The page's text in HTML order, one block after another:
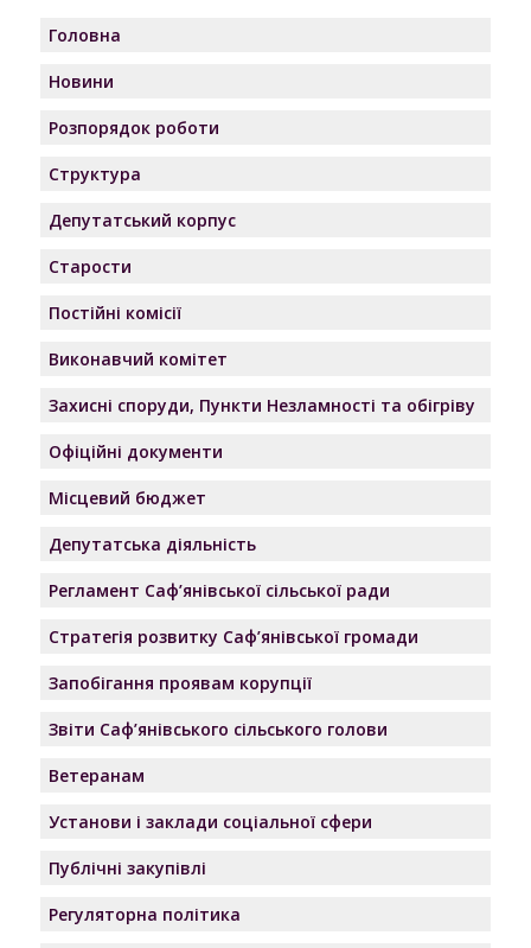
Головна
Новини
Розпорядок роботи
Структура
Депутатський корпус
Старости
Постійні комісії
Виконавчий комітет
Захисні споруди, Пункти Незламності та обігріву
Офіційні документи
Місцевий бюджет
Депутатська діяльність
Регламент Саф’янівської сільської ради
Стратегія розвитку Саф’янівської громади
Запобігання проявам корупції
Звіти Саф’янівського сільського голови
Ветеранам
Установи і заклади соціальної сфери
Публічні закупівлі
Регуляторна політика